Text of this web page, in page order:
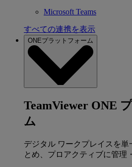
Microsoft Teams
すべての連携を表示
ONEプラットフォーム
TeamViewer ONE
ム
デジタル ワークプレイスを単
とめ、プロアクティブに管理